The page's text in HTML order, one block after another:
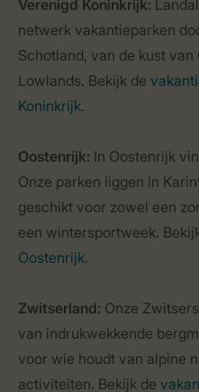
Verenigd Koninkrijk:
netwerk vakantieparken
Schotland, van de kust
Lowlands. Bekijk de
Koninkrijk.
Oostenrijk: In Oostenrijk
Onze parken liggen in
geschikt voor zowel een
een wintersportweek.
Oostenrijk.
Zwitserland: Onze
van indrukwekkende
voor wie houdt van alpine
activiteiten. Bekijk de